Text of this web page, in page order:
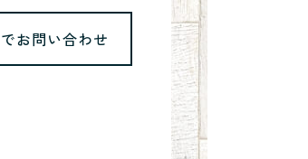
お問い合わせ